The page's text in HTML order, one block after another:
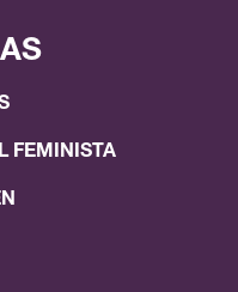
FEMINISTA